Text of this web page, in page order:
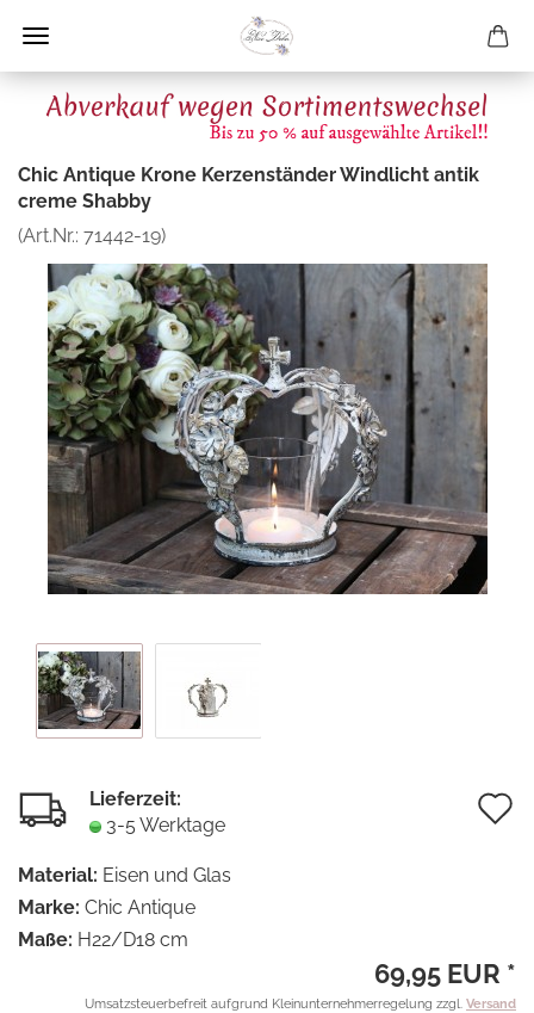
Chic Antique Krone Kerzenständer Windlicht antik
creme Shabby
(Art.Nr.: 71442-19)
Lieferzeit:
3-5 Werktage
Material: Eisen und Glas
Marke: Chic Antique
Maße: H22/D18 cm
69,95 EUR *
Umsatzsteuerbefreit aufgrund Kleinunternehmerregelung zzgl. Versand